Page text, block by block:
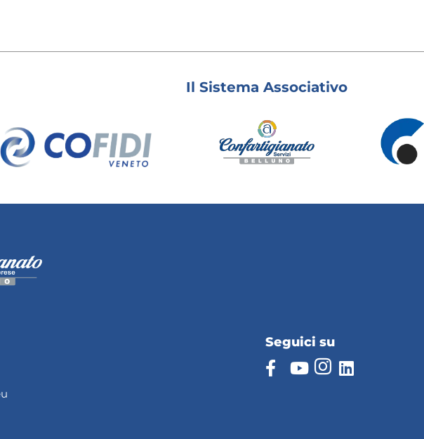
Il Sistema Associativo
Seguici su